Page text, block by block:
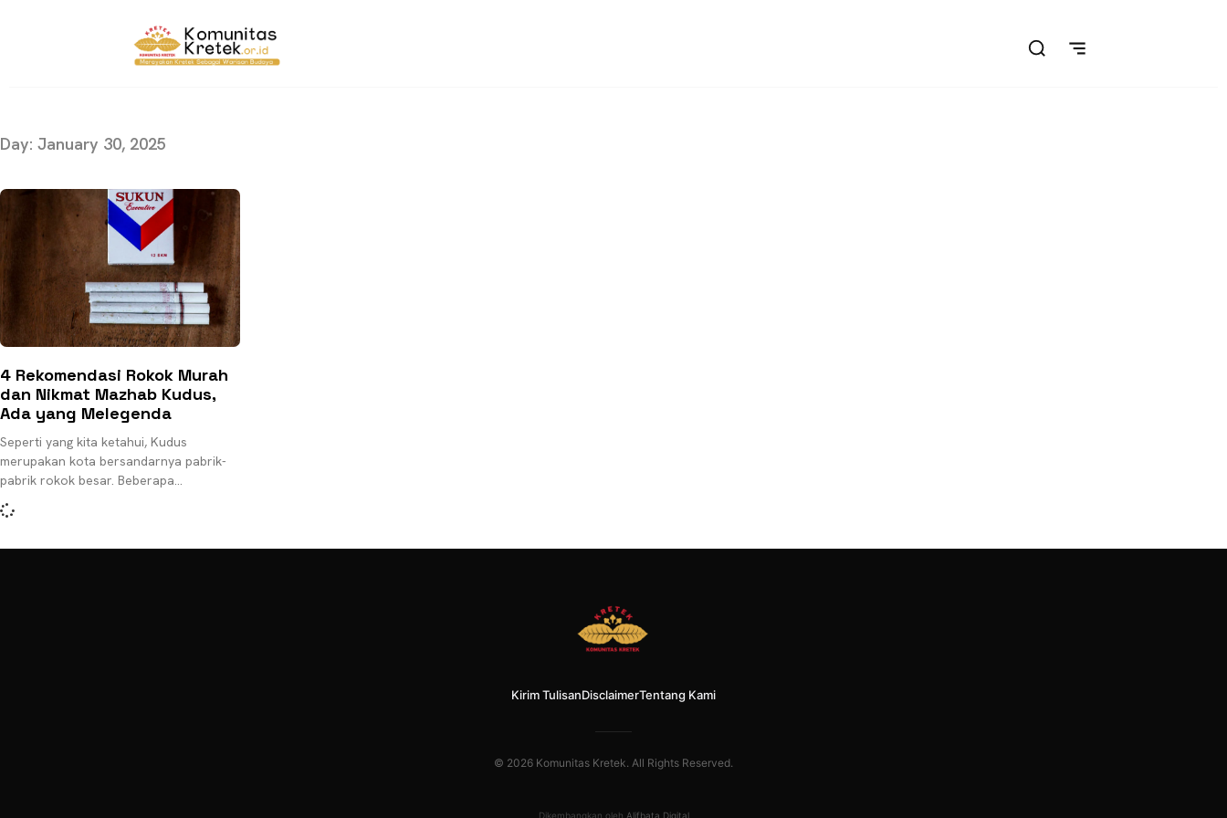
Day: January 30, 2025
4 Rekomendasi Rokok Murah
dan Nikmat Mazhab Kudus,
Ada yang Melegenda
Seperti yang kita ketahui, Kudus
merupakan kota bersandarnya pabrik-
pabrik rokok besar. Beberapa
brand/merek rokok terkenal lahir di
kota di pesisir pantai utara (Pantura)
Kirim TulisanDisclaimerTentang Kami
© 2026 Komunitas Kretek. All Rights Reserved.
Dikembangkan oleh Alifbata Digital